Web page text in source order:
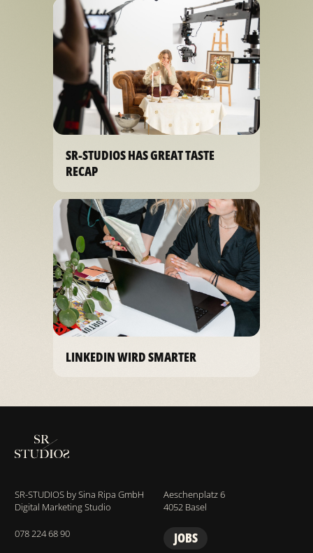
SR-STUDIOS HAS GREAT TASTE
RECAP
LINKEDIN WIRD SMARTER
SR-STUDIOS by Sina Ripa GmbH
Digital Marketing Studio
Aeschenplatz 6
4052 Basel
078 224 68 90 JOBS